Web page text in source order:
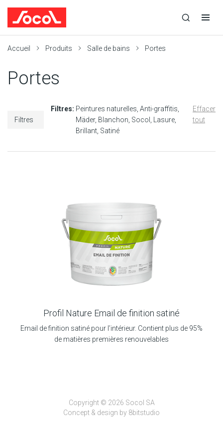
recherche
recherche
navigation
Accueil Produits Salle de bains Portes
Portes
Filtres
Filtres: Peintures naturelles Anti-graffitis
Mäder Blanchon Socol
Lasure
Brillant Satiné
Effacer
tout
Profil Nature Email de finition satiné
Email de finition satiné pour l’intérieur. Contient plus de 95%
de matières premières renouvelables
Copyright © 2026 Socol SA
Concept & design by 8bitstudio